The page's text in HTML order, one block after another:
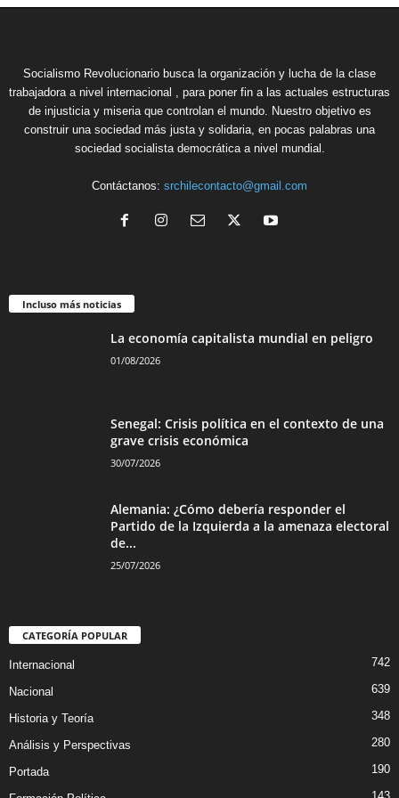
Socialismo Revolucionario busca la organización y lucha de la clase
trabajadora a nivel internacional , para poner fin a las actuales estructuras
de injusticia y miseria que controlan el mundo. Nuestro objetivo es
construir una sociedad más justa y solidaria, en pocas palabras una
sociedad socialista democrática a nivel mundial.
Contáctanos: srchilecontacto@gmail.com
Incluso más noticias
La economía capitalista mundial en peligro
01/08/2026
Senegal: Crisis política en el contexto de una
grave crisis económica
30/07/2026
Alemania: ¿Cómo debería responder el
Partido de la Izquierda a la amenaza electoral
de...
25/07/2026
CATEGORÍA POPULAR
Internacional 742
Nacional 639
Historia y Teoría 348
Análisis y Perspectivas 280
Portada 190